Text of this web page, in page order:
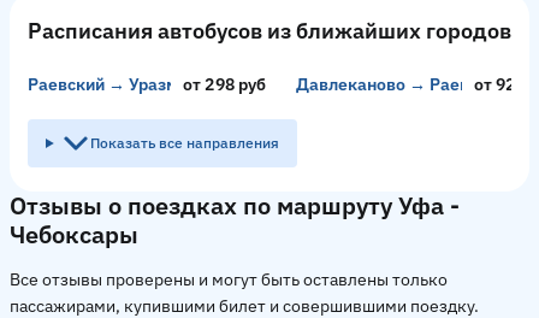
Расписания автобусов из ближайших городов
Раевский → Уразметовоот 298 руб Давлеканово → Раевский
от 92
Показать все направления
Отзывы о поездках по маршруту Уфа -
Чебоксары
Все отзывы проверены и могут быть оставлены только
пассажирами, купившими билет и совершившими поездку.